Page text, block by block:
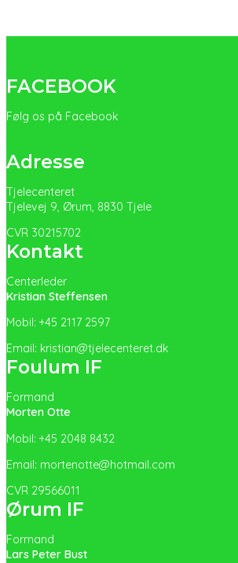
FACEBOOK
Følg os på Facebook
Adresse
Tjelecenteret
Tjelevej 9, Ørum, 8830 Tjele
CVR 30215702
Kontakt
Centerleder
Kristian Steffensen
Mobil: +45 2117 2597
Email: kristian@tjelecenteret.dk
Foulum IF
Formand
Morten Otte
Mobil: +45 2048 8432
Email: mortenotte@hotmail.com
CVR 29566011
Ørum IF
Formand
Lars Peter Bust